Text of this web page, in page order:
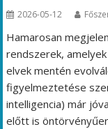
2026-05-12
Hamarosan
rendszerek,
elvek mentén
figyelmeztetése
intelligencia) már
előtt is